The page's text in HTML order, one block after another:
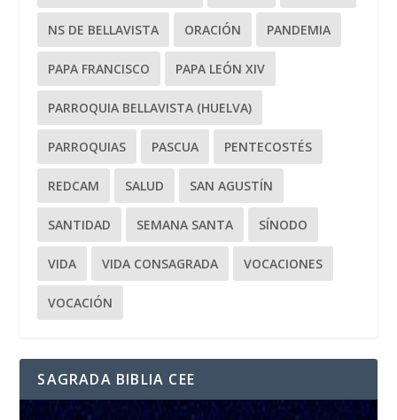
NS DE BELLAVISTA ORACIÓN PANDEMIA
PAPA FRANCISCO PAPA LEÓN XIV
PARROQUIA BELLAVISTA (HUELVA)
PARROQUIAS PASCUA PENTECOSTÉS
REDCAM SALUD SAN AGUSTÍN
SANTIDAD SEMANA SANTA SÍNODO
VIDA VIDA CONSAGRADA VOCACIONES
VOCACIÓN
SAGRADA BIBLIA CEE